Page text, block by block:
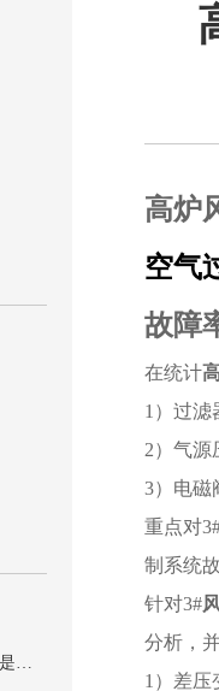
高炉
空气
故障
在统计
1）过滤
2）气源
3）电磁
重点对
制系统
针对3#
分析，
1）差压